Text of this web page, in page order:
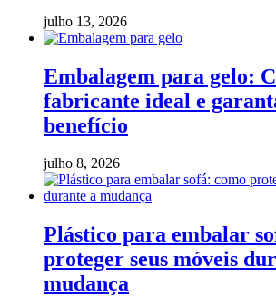
julho 13, 2026
Embalagem para gelo:
fabricante ideal e
benefício
julho 8, 2026
Plástico para embalar
proteger seus móveis
mudança